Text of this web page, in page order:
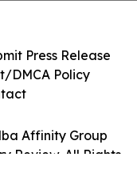
Affinity Group
Review. All Rights
Press Release
DMCA Policy